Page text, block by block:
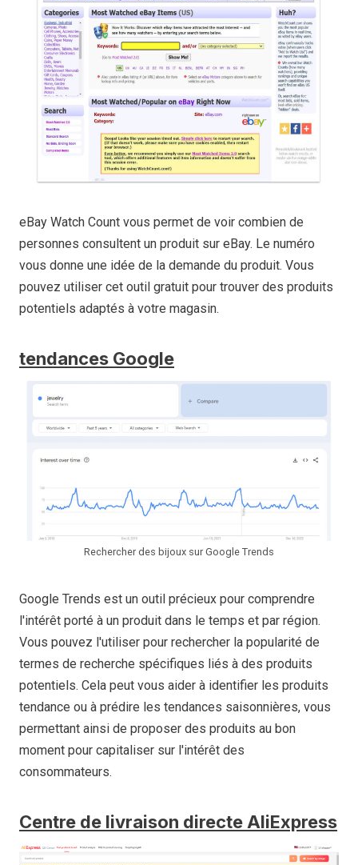
eBay Watch Count vous permet de voir combien de
personnes consultent un produit sur eBay. Le numéro
vous donne une idée de la demande du produit. Vous
pouvez utiliser cet outil gratuit pour trouver des produits
potentiels adaptés à votre magasin.
tendances Google
Rechercher des bijoux sur Google Trends
Google Trends est un outil précieux pour comprendre
l'intérêt porté à un produit dans le temps et par région.
Vous pouvez l'utiliser pour rechercher la popularité de
termes de recherche spécifiques liés à des produits
potentiels. Cela peut vous aider à identifier les produits
tendance ou à prédire les tendances saisonnières, vous
permettant ainsi de proposer des produits au bon
moment pour capitaliser sur l'intérêt des
consommateurs.
Centre de livraison directe AliExpress